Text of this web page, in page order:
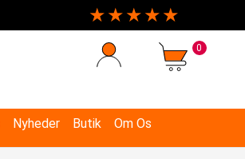
★★★★★
0
Nyheder Butik Om Os